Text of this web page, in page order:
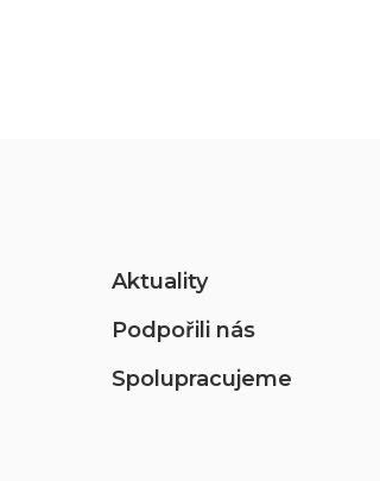
Aktuality
Podpořili nás
Spolupracujeme